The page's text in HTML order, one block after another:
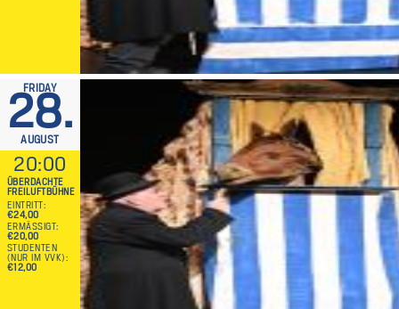
FRIDAY
28.
AUGUST
20:00
ÜBERDACHTE
FREILUFTBÜHNE
EINTRITT
€24,00
ERMÄSSIGT
€20,00
STUDENTEN
(NUR IM VVK)
€12,00